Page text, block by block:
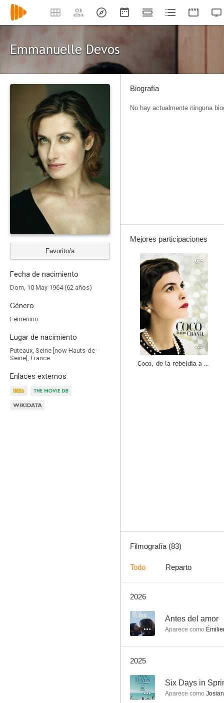
Emmanuelle Devos
Favorito/a
Fecha de nacimiento
Dom, 10 May 1964 (62 años)
Género
Femenino
Lugar de nacimiento
Puteaux, Seine [now Hauts-de-
Seine], France
Enlaces externos
Biografía
No hay actualmente ninguna
Mejores participaciones
6.9
Coco, de la rebeldía a la leyenda de Chanel
Crónica de una mentira
6.8
Filmografía (83)
Todo Reparto
2026
-- Antes del amor
Aparece como
2025
-- Six Days in
Aparece como